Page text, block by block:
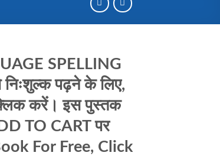
SPELLING
पढ़ने के लिए,
करें। इस पुस्तक
TO CART पर
For Free, Click